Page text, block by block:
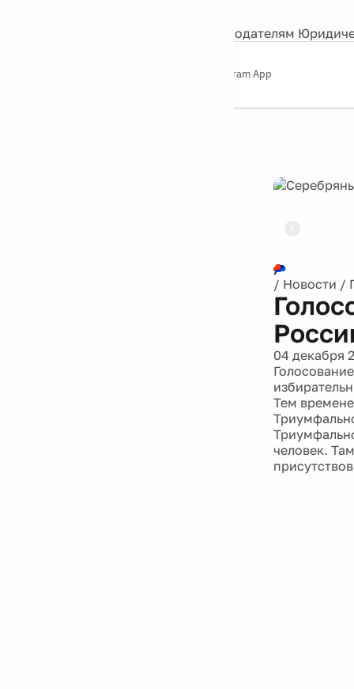
Рекламодателям
Telegram App
/ Новости /
04 декабря
Тем
человек.